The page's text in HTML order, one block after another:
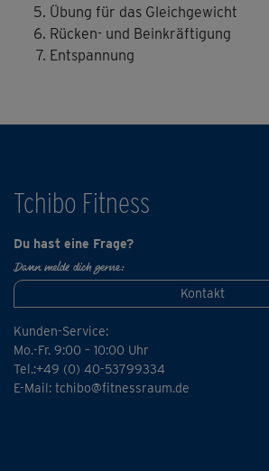
Die Aufnahmen entstanden vor der
entspannenden Kulisse einer
Übung für das Gleichgewicht
Rücken- und Beinkräftigung
Entspannung
Tchibo Fitness
Du hast eine Frage?
Dann melde dich gerne:
Kontakt
Kunden-Service:
Mo.-Fr. 9:00 – 10:00 Uhr
Tel.:+49 (0) 40-53799334
E-Mail: tchibo@fitnessraum.de